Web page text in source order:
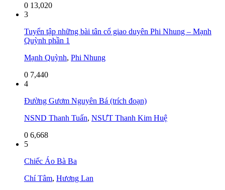
0 13,020
3
Tuyển tập những bài tân cổ giao duyên Phi Nhung – Mạnh
Quỳnh phần 1
Mạnh Quỳnh, Phi Nhung
0 7,440
4
Đường Gươm Nguyên Bá (trích đoạn)
NSND Thanh Tuấn, NSƯT Thanh Kim Huệ
0 6,668
5
Chiếc Áo Bà Ba
Chí Tâm, Hương Lan